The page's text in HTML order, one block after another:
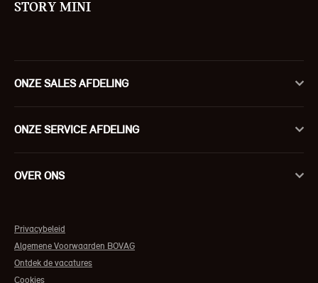
STORY MINI
ONZE SALES AFDELING
ONZE SERVICE AFDELING
OVER ONS
Privacybeleid
Algemene Voorwaarden BOVAG
Ontdek de vacatures
Cookies